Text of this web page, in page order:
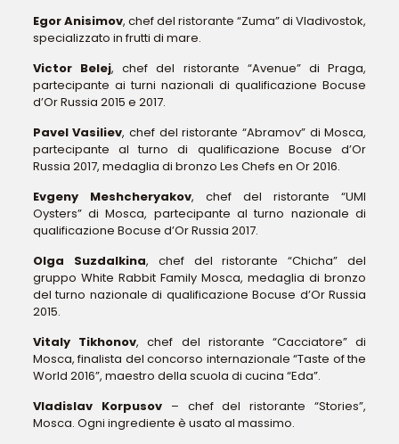
Egor Anisimov, chef del ristorante “Zuma” di Vladivostok,
specializzato in frutti di mare.
Victor Belej, chef del ristorante “Avenue” di Praga,
partecipante ai turni nazionali di qualificazione Bocuse
d’Or Russia 2015 e 2017.
Pavel Vasiliev, chef del ristorante “Abramov” di Mosca,
partecipante al turno di qualificazione Bocuse d’Or
Russia 2017, medaglia di bronzo Les Chefs en Or 2016.
Evgeny Meshcheryakov, chef del ristorante “UMI
Oysters” di Mosca, partecipante al turno nazionale di
qualificazione Bocuse d’Or Russia 2017.
Olga Suzdalkina, chef del ristorante “Chicha” del
gruppo White Rabbit Family Mosca, medaglia di bronzo
del turno nazionale di qualificazione Bocuse d’Or Russia
2015.
Vitaly Tikhonov, chef del ristorante “Cacciatore” di
Mosca, finalista del concorso internazionale “Taste of the
World 2016”, maestro della scuola di cucina “Eda”.
Vladislav Korpusov– chef del ristorante “Stories”,
Mosca. Ogni ingrediente è usato al massimo.